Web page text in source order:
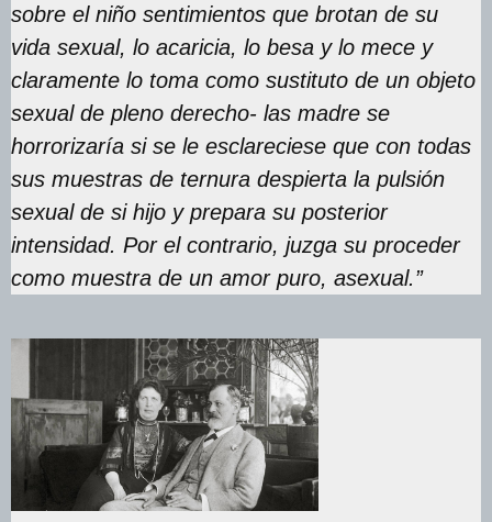
sobre el niño sentimientos que brotan de su
vida sexual, lo acaricia, lo besa y lo mece y
claramente lo toma como sustituto de un objeto
sexual de pleno derecho- las madre se
horrorizaría si se le esclareciese que con todas
sus muestras de ternura despierta la pulsión
sexual de si hijo y prepara su posterior
intensidad. Por el contrario, juzga su proceder
como muestra de un amor puro, asexual.”